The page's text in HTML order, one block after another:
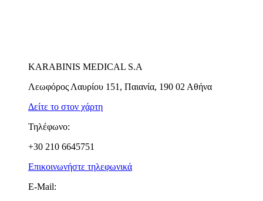
KARABINIS MEDICAL S.A
Λεωφόρος Λαυρίου 151, Παιανία, 190 02 Αθήνα
Δείτε το στον χάρτη
Τηλέφωνο:
+30 210 6645751
Επικοινωνήστε τηλεφωνικά
E-Mail: